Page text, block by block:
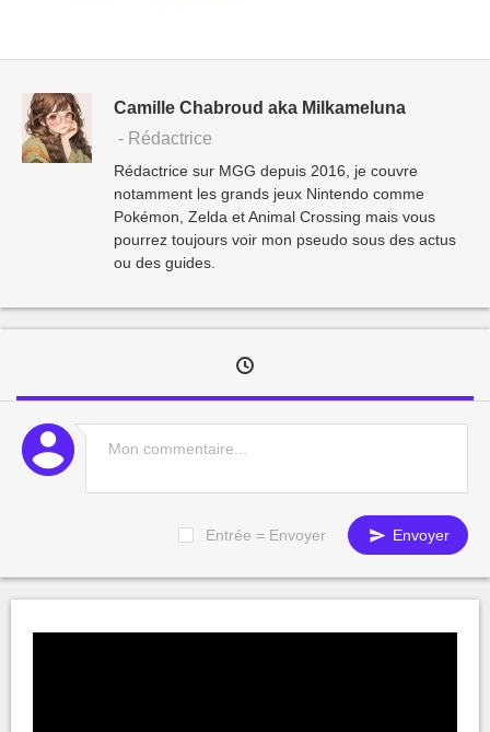
Camille Chabroud aka Milkameluna
- Rédactrice
Rédactrice sur MGG depuis 2016, je couvre
notamment les grands jeux Nintendo comme
Pokémon, Zelda et Animal Crossing mais vous
pourrez toujours voir mon pseudo sous des actus
ou des guides.
Entrée = Envoyer Envoyer